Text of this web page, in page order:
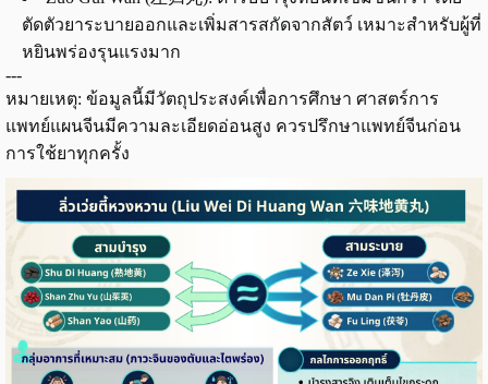
ตัดตัวยาระบายออกและเพิ่มสารสกัดจากสัตว์ เหมาะสำหรับผู้ที่
หยินพร่องรุนแรงมาก
---
หมายเหตุ: ข้อมูลนี้มีวัตถุประสงค์เพื่อการศึกษา ศาสตร์การ
แพทย์แผนจีนมีความละเอียดอ่อนสูง ควรปรึกษาแพทย์จีนก่อน
การใช้ยาทุกครั้ง